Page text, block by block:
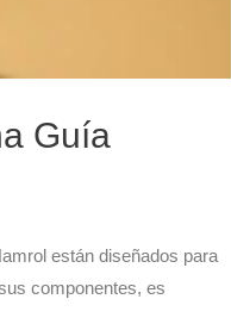
Guía
están diseñados para
componentes, es